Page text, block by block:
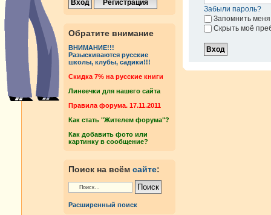
Обратите внимание
ВНИМАНИЕ!!!
Разыскиваются русские
школы, клубы, садики!!!
Cкидка 7% на русские книги
Линеечки для нашего сайта
Правила форума. 17.11.2011
Как стать "Жителем форума"?
Как добавить фото или
картинку в сообщение?
Поиск на всём сайте:
Расширенный поиск
Забыли пароль?
Запомнить меня
Скрыть моё